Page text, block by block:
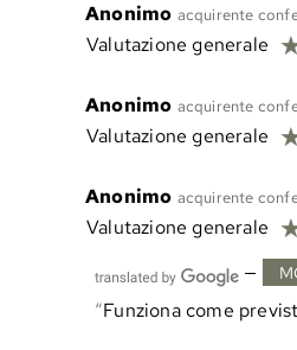
Anonimo acquirente
Valutazione generale
Anonimo acquirente
Valutazione generale
Anonimo acquirente
Valutazione generale
—
Funziona come